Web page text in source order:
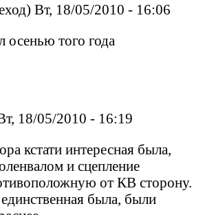
Вт, 18/05/2010 - 16:06
осенью того года
18/05/2010 - 16:19
кстати интересная была,
и сцепление
от КВ сторону.
была, были